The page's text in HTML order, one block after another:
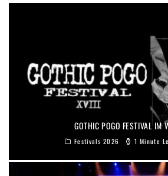
GOTHIC POGO FESTIVAL IM
Festivals 2026 1 Minute